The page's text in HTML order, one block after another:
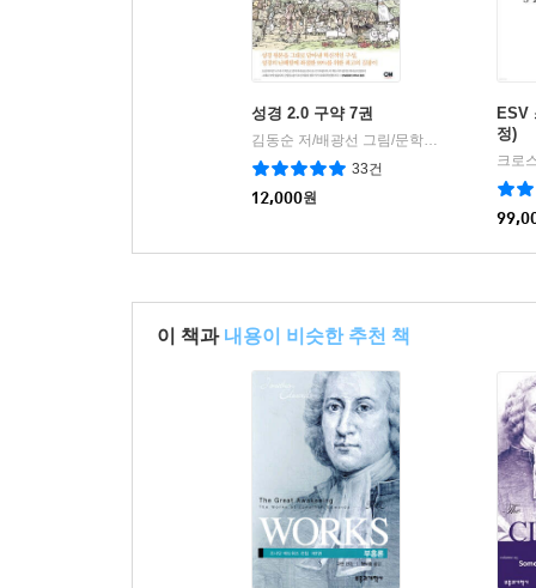
성경 2.0 구약 7권
씨엠크
33건
12,000원
ESV
정)
이 책과 내용이 비슷한 추천 책